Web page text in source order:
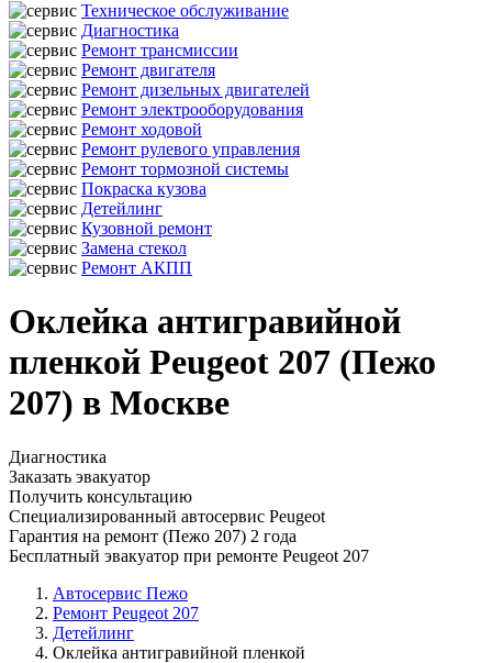
Техническое обслуживание
Диагностика
Ремонт трансмиссии
Ремонт двигателя
Ремонт дизельных двигателей
Ремонт электрооборудования
Ремонт ходовой
Ремонт рулевого управления
Ремонт тормозной системы
Покраска кузова
Детейлинг
Кузовной ремонт
Замена стекол
Ремонт АКПП
Оклейка антигравийной
пленкой Peugeot 207 (Пежо
207) в Москве
Диагностика
Заказать эвакуатор
Получить консультацию
Специализированный автосервис Peugeot
Гарантия на ремонт (Пежо 207) 2 года
Бесплатный эвакуатор при ремонте Peugeot 207
Автосервис Пежо
Ремонт Peugeot 207
Детейлинг
Оклейка антигравийной пленкой